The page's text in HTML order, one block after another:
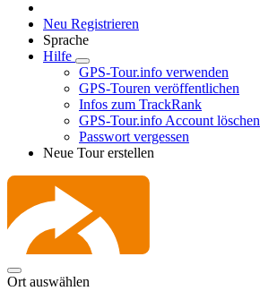
Neu Registrieren
Sprache
Hilfe
GPS-Tour.info verwenden
GPS-Touren veröffentlichen
Infos zum TrackRank
GPS-Tour.info Account löschen
Passwort vergessen
Neue Tour erstellen
Ort auswählen